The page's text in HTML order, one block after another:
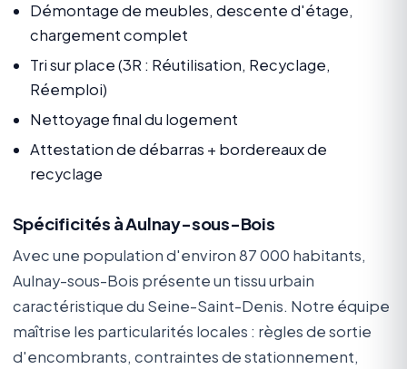
Démontage de meubles, descente d'étage,
chargement complet
Tri sur place (3R : Réutilisation, Recyclage,
Réemploi)
Nettoyage final du logement
Attestation de débarras + bordereaux de
recyclage
Spécificités à Aulnay-sous-Bois
Avec une population d'environ 87 000 habitants,
Aulnay-sous-Bois présente un tissu urbain
caractéristique du Seine-Saint-Denis. Notre équipe
maîtrise les particularités locales : règles de sortie
d'encombrants, contraintes de stationnement,